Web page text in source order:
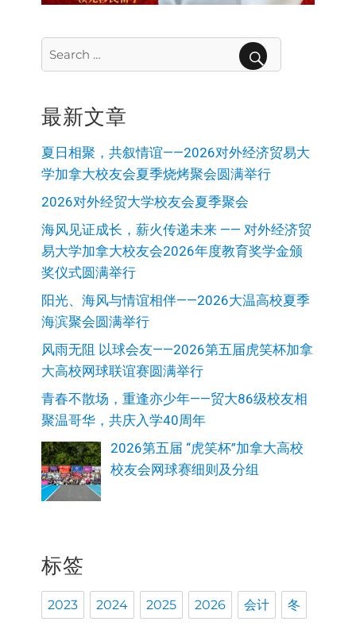
for:
最新文章
夏日相聚，共叙情谊——2026对外经济贸易大
学加拿大校友会夏季烧烤聚会圆满举行
2026对外经贸大学校友会夏季聚会
海风见证成长，薪火传递未来 —— 对外经济贸
易大学加拿大校友会2026年度教育奖学金颁
奖仪式圆满举行
阳光、海风与情谊相伴——2026大温高校夏季
海滨聚会圆满举行
风雨无阻 以球会友——2026第五届虎笑杯加拿
大高校网球联谊赛圆满举行
青春不散场，重逢亦少年——贸大86级校友相
聚温哥华，共庆入学40周年
2026第五届 “虎笑杯”加拿大高校
校友会网球赛细则及分组
标签
2023 2024 2025 2026 会计 冬